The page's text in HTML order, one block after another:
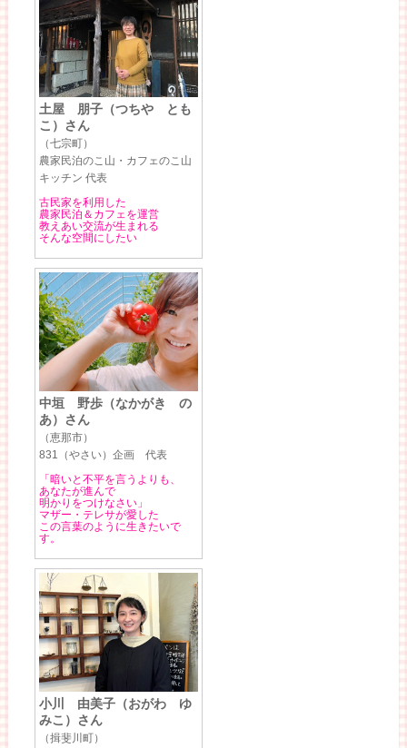
土屋 朋子（つちや とも
こ）さん
（七宗町）
農家民泊のこ山・カフェのこ山
キッチン 代表
古民家を利用した
農家民泊＆カフェを運営
教えあい交流が生まれる
そんな空間にしたい
中垣 野歩（なかがき の
あ）さん
（恵那市）
831（やさい）企画 代表
「暗いと不平を言うよりも、
あなたが進んで
明かりをつけなさい」
マザー・テレサが愛した
この言葉のように生きたいで
す。
小川 由美子（おがわ ゆ
みこ）さん
（揖斐川町）